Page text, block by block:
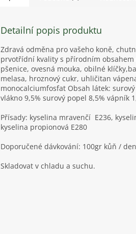
Detailní popis produktu
Zdravá odměna pro vašeho koně,
prvotřídní kvality s přírodním
pšenice, ovesná mouka, obilné
melasa, hroznový cukr, uhličitan
monocalciumfosfat Obsah látek:
vlákno 9,5% surový popel 8,5% vápník
Přísady: kyselina mravenčí E236,
kyselina propionová E280
Doporučené dávkování: 100gr kůň / den
Skladovat v chladu a suchu.